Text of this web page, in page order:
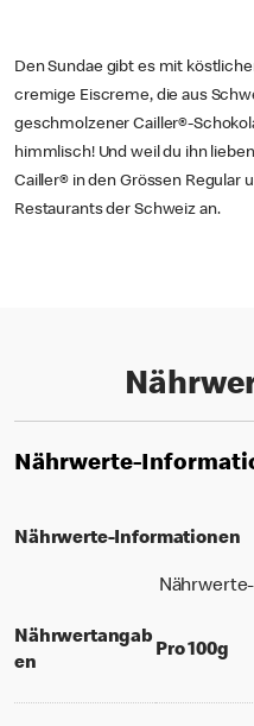
Den Sundae gibt es mit
cremige Eiscreme, die aus
geschmolzener Cailler®-
himmlisch! Und weil du ihn
Cailler® in den Grössen Regular
Restaurants der Schweiz an.
Nährwerte-
Nährwerte-Informationen
Nährwertangab
en
Pro 100g